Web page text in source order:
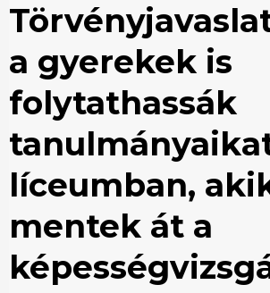
a gyerekek is
folytathassák
líceumban,
mentek át a